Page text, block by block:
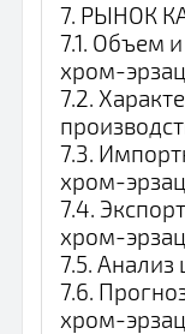
7. РЫНОК
7.1. Объем
хром-эрзац
7.2.
7.3.
хром-эрзац
7.4.
хром-эрзац
7.5. Анализ
7.6.
хром-эрзац